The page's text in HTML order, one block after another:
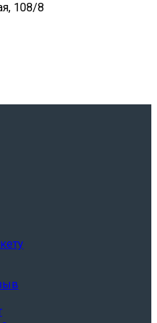
108/8